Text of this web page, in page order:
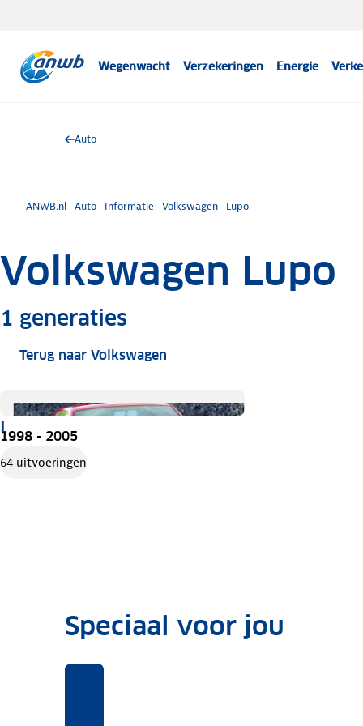
Wegenwacht Verzekeringen Energie
Auto
ANWB.nl Auto Informatie Volkswagen Lupo
Volkswagen Lupo
1 generaties
Terug naar Volkswagen
I
1998 - 2005
64 uitvoeringen
Speciaal voor jou